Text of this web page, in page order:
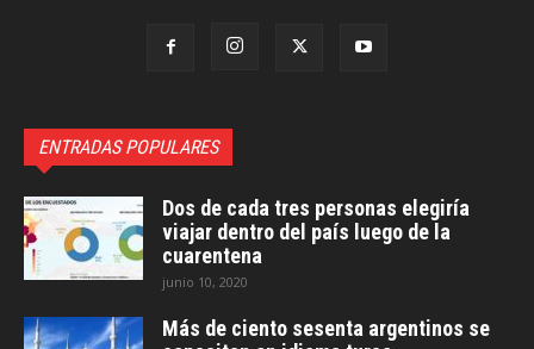
ENTRADAS POPULARES
Dos de cada tres personas elegiría
viajar dentro del país luego de la
cuarentena
junio 10, 2020
Más de ciento sesenta argentinos se